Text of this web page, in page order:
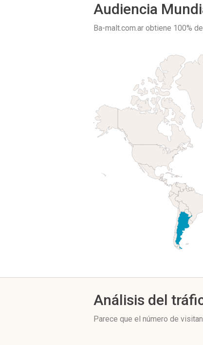
Audiencia
Ba-malt.com.ar obtiene 100%
Análisis del
Parece que el número de